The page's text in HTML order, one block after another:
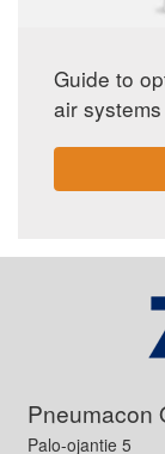
Guide to
air systems
Pneumacon
Palo-ojantie 5